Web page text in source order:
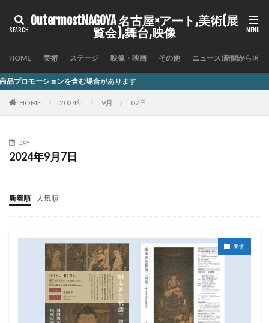
OutermostNAGOYA 名古屋×アート,美術(展
覧会),舞台,映像
HOME 美術 ステージ 映像・映画 その他 ニュース(新聞から)
含む場合があります
HOME 2024年 9月 07日
DAY
2024年9月7日
新着順 人気順
美術